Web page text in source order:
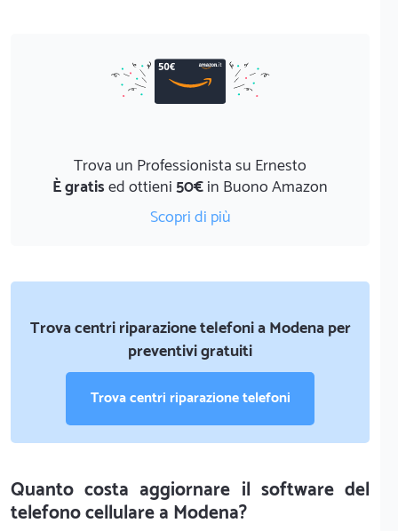
Trova un Professionista su Ernesto
È gratised ottieni50€in Buono Amazon
Scopri di più
Trova centri riparazione telefoni a Modena per
preventivi gratuiti
Trova centri riparazione telefoni
Quanto costa aggiornare il software del
telefono cellulare a Modena?